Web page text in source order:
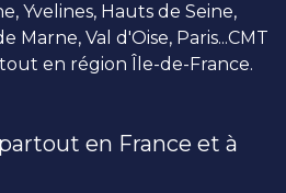
Yvelines, Hauts de Seine,
Marne, Val d'Oise, Paris...CMT
en région Île-de-France.
en France et à